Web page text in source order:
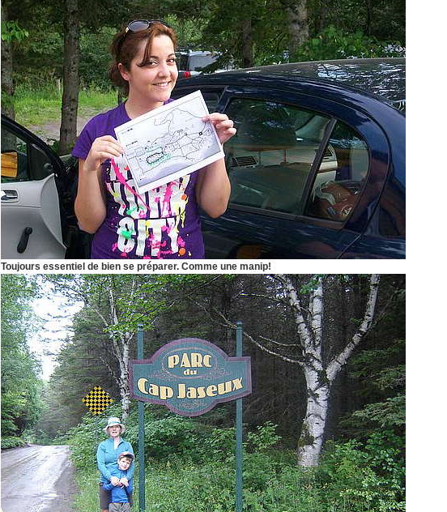
Toujours essentiel de bien se préparer. Comme une manip!